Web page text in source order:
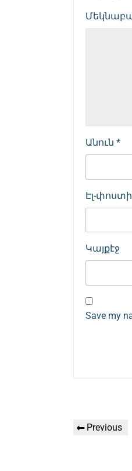
Անուն *
Էլ-
Կայքէջ
Save my
Previous
Previous